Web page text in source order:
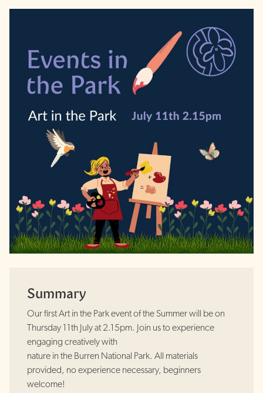
Summary
Our first Art in the Park event of the Summer will be on
Thursday 11th July at 2.15pm. Join us to experience
engaging creatively with
nature in the Burren National Park. All materials
provided, no experience necessary, beginners
welcome!